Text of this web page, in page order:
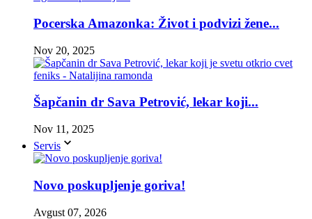
Pocerska Amazonka: Život i podvizi žene...
Nov 20, 2025
Šapčanin dr Sava Petrović, lekar koji...
Nov 11, 2025
Servis
Novo poskupljenje goriva!
Avgust 07, 2026